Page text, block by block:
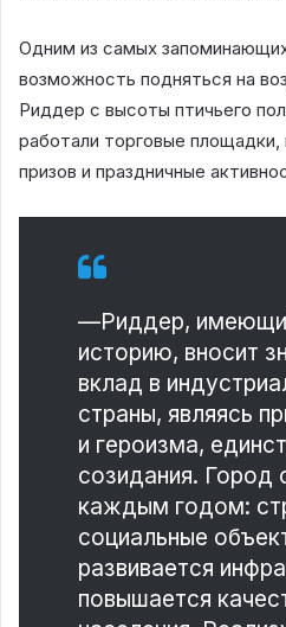
Одним из самых
возможность подняться на
Риддер с высоты птичьего
работали торговые
призов и праздничные
—Риддер,
историю, вносит
вклад в
страны, являясь
и героизма,
созидания. Город
каждым годом:
социальные
развивается
повышается